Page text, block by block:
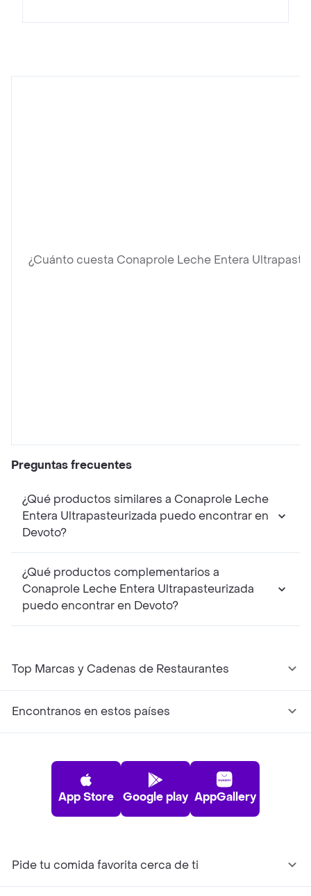
¿Cuánto cuesta Conaprole Leche Entera
Preguntas frecuentes
¿Qué productos similares a Conaprole Leche
Entera Ultrapasteurizada puedo encontrar en
Devoto?
¿Qué productos complementarios a
Conaprole Leche Entera Ultrapasteurizada
puedo encontrar en Devoto?
Top Marcas y Cadenas de Restaurantes
Encontranos en estos países
App Store Google play AppGallery
Pide tu comida favorita cerca de ti